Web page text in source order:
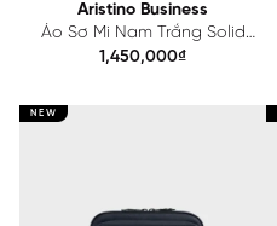
Aristino Business
Áo Sơ Mi Nam Trắng Solid
Aristino Business 1LSR28S
1,450,000₫
NEW